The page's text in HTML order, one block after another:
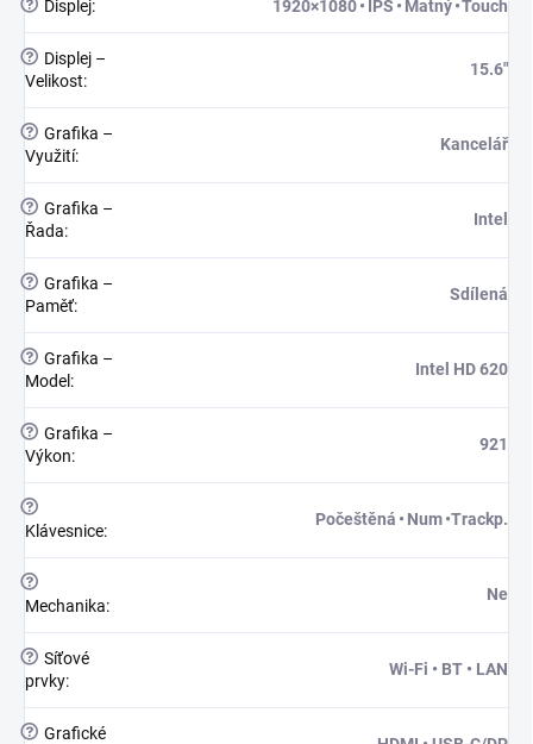
? Displej: 1920×1080 • IPS • Matný • Touch
?
Displej –
Velikost:
15.6"
? Grafika –
Využití:
Kancelář
? Grafika –
Řada:
Intel
? Grafika –
Paměť:
Sdílená
? Grafika –
Model :
Intel HD 620
? Grafika –
Výkon:
921
?
Klávesnice:
Počeštěná • Num •Trackp.
?
Mechanika:
Ne
? Síťové
prvky:
Wi-Fi • BT • LAN
? Grafické